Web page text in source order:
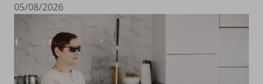
05/08/2026